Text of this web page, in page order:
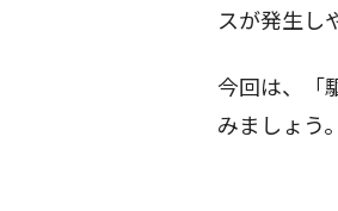
スが発生し
今回は、「
みましょう。